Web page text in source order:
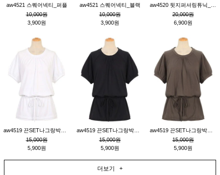
aw4521 스퀘어넥티_퍼플
10,000원
3,900원
aw4521 스퀘어넥티_블랙
10,000원
3,900원
20,000원
6,900원
15,000원
5,900원
15,000원
5,900원
15,000원
5,900원
더보기 +